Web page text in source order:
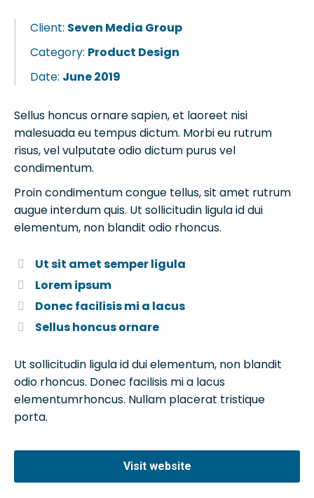
Client: Seven Media Group
Category: Product Design
Date: June 2019
Sellus honcus ornare sapien, et laoreet nisi
malesuada eu tempus dictum. Morbi eu rutrum
risus, vel vulputate odio dictum purus vel
condimentum.
Proin condimentum congue tellus, sit amet rutrum
augue interdum quis. Ut sollicitudin ligula id dui
elementum, non blandit odio rhoncus.
Ut sit amet semper ligula
Lorem ipsum
Donec facilisis mi a lacus
Sellus honcus ornare
Ut sollicitudin ligula id dui elementum, non blandit
odio rhoncus. Donec facilisis mi a lacus
elementumrhoncus. Nullam placerat tristique
porta.
Visit website